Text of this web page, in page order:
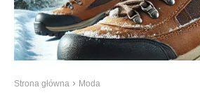
Strona główna Moda